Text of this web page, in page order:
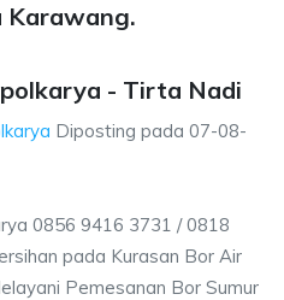
Karawang.
- Tirta Nadi
Diposting pada 07-08-
0856 9416 3731 / 0818
pada Kurasan Bor Air
Pemesanan Bor Sumur